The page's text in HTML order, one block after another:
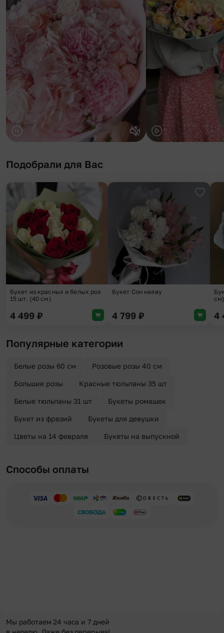
Подобрали для Вас
Добавить в избранное
Букет из красных и белых роз
15 шт. (40 см)
4 499 ₽
Букет Сон наяву
4 799 ₽ 4
Популярные категории
Белые розы 60 см Розовые розы 40 см
Большие розы Красные тюльпаны 35 шт
Белые тюльпаны 31 шт Букеты ромашек
Букет из фрезий Букеты для девушки
Цветы на 14 февраля Букеты на выпускной
Способы оплаты
Мы работаем 24 часа и 7 дней